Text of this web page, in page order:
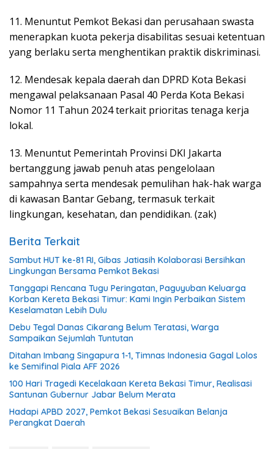
11. Menuntut Pemkot Bekasi dan perusahaan swasta
menerapkan kuota pekerja disabilitas sesuai ketentuan
yang berlaku serta menghentikan praktik diskriminasi.
12. Mendesak kepala daerah dan DPRD Kota Bekasi
mengawal pelaksanaan Pasal 40 Perda Kota Bekasi
Nomor 11 Tahun 2024 terkait prioritas tenaga kerja
lokal.
13. Menuntut Pemerintah Provinsi DKI Jakarta
bertanggung jawab penuh atas pengelolaan
sampahnya serta mendesak pemulihan hak-hak warga
di kawasan Bantar Gebang, termasuk terkait
lingkungan, kesehatan, dan pendidikan. (zak)
Berita Terkait
Sambut HUT ke-81 RI, Gibas Jatiasih Kolaborasi Bersihkan
Lingkungan Bersama Pemkot Bekasi
Tanggapi Rencana Tugu Peringatan, Paguyuban Keluarga
Korban Kereta Bekasi Timur: Kami Ingin Perbaikan Sistem
Keselamatan Lebih Dulu
Debu Tegal Danas Cikarang Belum Teratasi, Warga
Sampaikan Sejumlah Tuntutan
Ditahan Imbang Singapura 1-1, Timnas Indonesia Gagal Lolos
ke Semifinal Piala AFF 2026
100 Hari Tragedi Kecelakaan Kereta Bekasi Timur, Realisasi
Santunan Gubernur Jabar Belum Merata
Hadapi APBD 2027, Pemkot Bekasi Sesuaikan Belanja
Perangkat Daerah